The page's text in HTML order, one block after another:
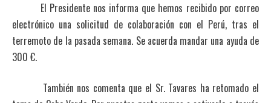
El Presidente nos informa que hemos recibido por correo
electrónico una solicitud de colaboración con el Perú, tras el
terremoto de la pasada semana. Se acuerda mandar una ayuda de
300 €.
También nos comenta que el Sr. Tavares ha retomado el